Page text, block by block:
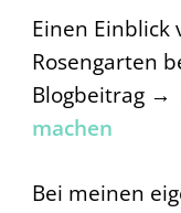
Einen Einblick
Rosengarten
Blogbeitrag →
machen
Bei meinen